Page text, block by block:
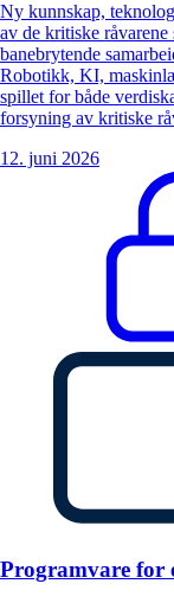
Ny kunnskap,
av de kritiske
banebrytende
Robotikk, KI,
spillet for både
forsyning av kritiske
12. juni 2026
Programvare for